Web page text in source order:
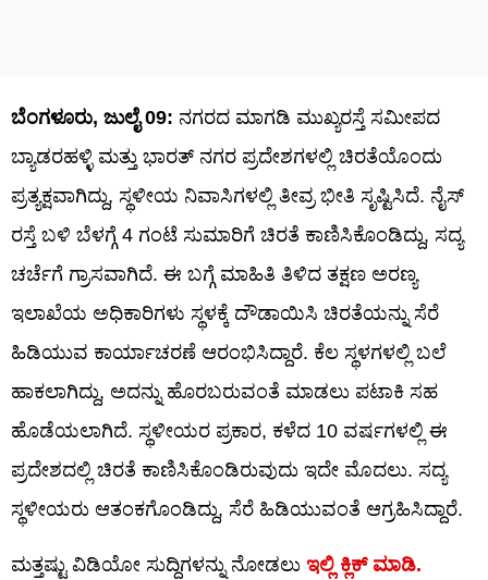
ಬೆಂಗಳೂರು, ಜುಲೈ 09: ನಗರದ ಮಾಗಡಿ ಮುಖ್ಯರಸ್ತೆ ಸಮೀಪದ
ಬ್ಯಾಡರಹಳ್ಳಿ ಮತ್ತು ಭಾರತ್ ನಗರ ಪ್ರದೇಶಗಳಲ್ಲಿ ಚಿರತೆಯೊಂದು
ಪ್ರತ್ಯಕ್ಷವಾಗಿದ್ದು, ಸ್ಥಳೀಯ ನಿವಾಸಿಗಳಲ್ಲಿ ತೀವ್ರ ಭೀತಿ ಸೃಷ್ಟಿಸಿದೆ. ನೈಸ್
ರಸ್ತೆ ಬಳಿ ಬೆಳಗ್ಗೆ 4 ಗಂಟೆ ಸುಮಾರಿಗೆ ಚಿರತೆ ಕಾಣಿಸಿಕೊಂಡಿದ್ದು, ಸದ್ಯ
ಚರ್ಚೆಗೆ ಗ್ರಾಸವಾಗಿದೆ. ಈ ಬಗ್ಗೆ ಮಾಹಿತಿ ತಿಳಿದ ತಕ್ಷಣ ಅರಣ್ಯ
ಇಲಾಖೆಯ ಅಧಿಕಾರಿಗಳು ಸ್ಥಳಕ್ಕೆ ದೌಡಾಯಿಸಿ ಚಿರತೆಯನ್ನು ಸೆರೆ
ಹಿಡಿಯುವ ಕಾರ್ಯಾಚರಣೆ ಆರಂಭಿಸಿದ್ದಾರೆ. ಕೆಲ ಸ್ಥಳಗಳಲ್ಲಿ ಬಲೆ
ಹಾಕಲಾಗಿದ್ದು, ಅದನ್ನು ಹೊರಬರುವಂತೆ ಮಾಡಲು ಪಟಾಕಿ ಸಹ
ಹೊಡೆಯಲಾಗಿದೆ. ಸ್ಥಳೀಯರ ಪ್ರಕಾರ, ಕಳೆದ 10 ವರ್ಷಗಳಲ್ಲಿ ಈ
ಪ್ರದೇಶದಲ್ಲಿ ಚಿರತೆ ಕಾಣಿಸಿಕೊಂಡಿರುವುದು ಇದೇ ಮೊದಲು. ಸದ್ಯ
ಸ್ಥಳೀಯರು ಆತಂಕಗೊಂಡಿದ್ದು, ಸೆರೆ ಹಿಡಿಯುವಂತೆ ಆಗ್ರಹಿಸಿದ್ದಾರೆ.
ಮತ್ತಷ್ಟು ವಿಡಿಯೋ ಸುದ್ದಿಗಳನ್ನು ನೋಡಲು ಇಲ್ಲಿ ಕ್ಲಿಕ್ ಮಾಡಿ.